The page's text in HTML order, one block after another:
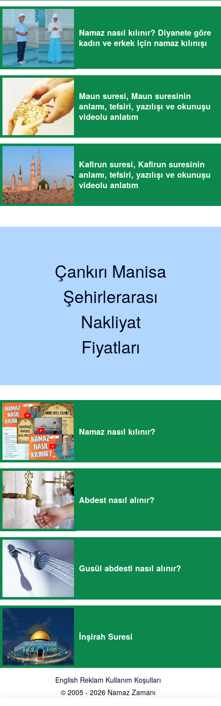
Namaz nasıl kılınır? Diyanete göre
kadın ve erkek için namaz kılınışı
Maun suresi, Maun suresinin
anlamı, tefsiri, yazılışı ve okunuşu
videolu anlatım
Kafirun suresi, Kafirun suresinin
anlamı, tefsiri, yazılışı ve okunuşu
videolu anlatım
Çankırı Manisa
Şehirlerarası
Nakliyat
Fiyatları
Namaz nasıl kılınır?
Abdest nasıl alınır?
Gusül abdesti nasıl alınır?
İnşirah Suresi
English Reklam Kullanım Koşulları
© 2005 - 2026 Namaz Zamanı